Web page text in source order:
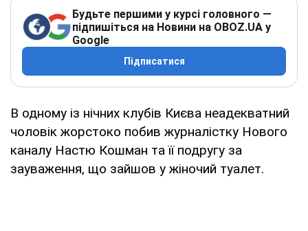
Будьте першими у курсі головного —
підпишіться на Новини на OBOZ.UA у
Google
Підписатися
В одному із нічних клубів Києва неадекватний
чоловік жорстоко побив журналістку Нового
каналу Настю Кошман та її подругу за
зауваження, що зайшов у жіночий туалет.